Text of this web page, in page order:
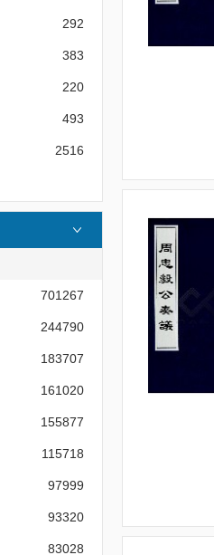
292
383
220
493
2516
701267
244790
183707
161020
155877
115718
97999
93320
83028